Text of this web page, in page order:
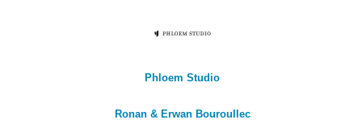
Phloem Studio
Ronan & Erwan Bouroullec